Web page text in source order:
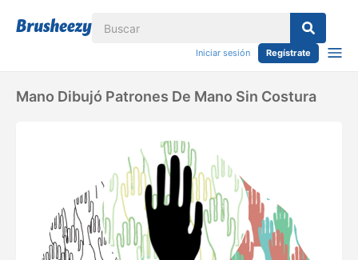
Iniciar sesión Regístrate
Mano Dibujó Patrones De Mano Sin Costura